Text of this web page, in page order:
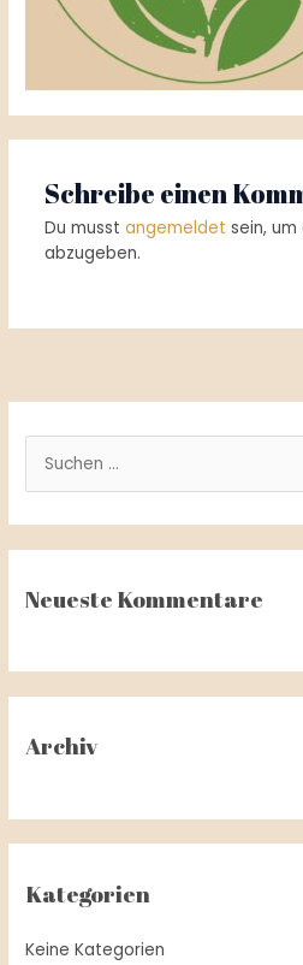
Schreibe einen
Du musst angemeldet sein,
abzugeben.
u
c
e
a
h
Neueste Kommentare
Archiv
Kategorien
Keine Kategorien